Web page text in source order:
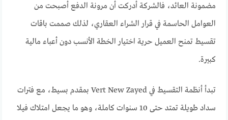
مضمونة العائد، فالشركة أدركت أن مرونة الدفع أصبحت من
العوامل الحاسمة في قرار الشراء العقاري، لذلك صممت باقات
تقسيط تمنح العميل حرية اختيار الخطة الأنسب دون أعباء مالية
كبيرة.
تبدأ أنظمة التقسيط في Vert New Zayed بمقدم بسيط، مع فترات
سداد طويلة تمتد حتى 10 سنوات كاملة، وهو ما يجعل امتلاك فيلا